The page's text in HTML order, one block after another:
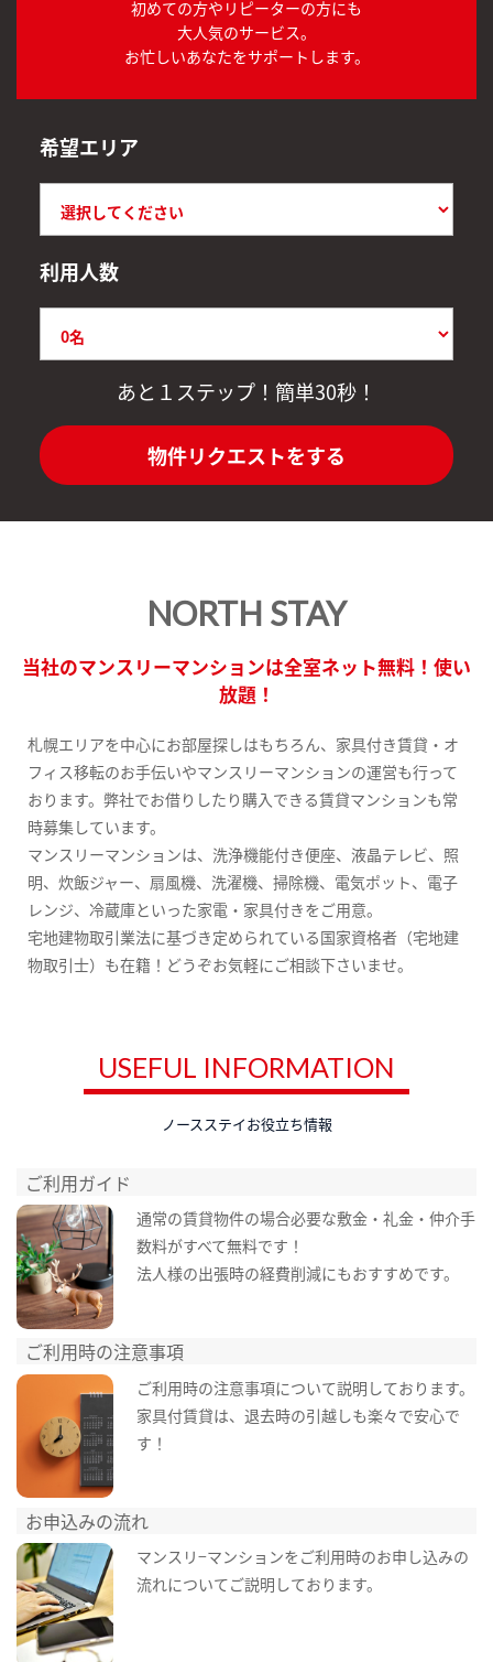
初めての方やリピーターの方にも
大人気のサービス。
お忙しいあなたをサポートします。
希望エリア
利用人数
あと１ステップ！簡単30秒！
物件リクエストをする
NORTH STAY
当社のマンスリーマンションは全室ネット無料！使い
放題！
札幌エリアを中心にお部屋探しはもちろん、家具付き賃貸・オ
フィス移転のお手伝いやマンスリーマンションの運営も行って
おります。弊社でお借りしたり購入できる賃貸マンションも常
時募集しています。
マンスリーマンションは、洗浄機能付き便座、液晶テレビ、照
明、炊飯ジャー、扇風機、洗濯機、掃除機、電気ポット、電子
レンジ、冷蔵庫といった家電・家具付きをご用意。
宅地建物取引業法に基づき定められている国家資格者（宅地建
物取引士）も在籍！どうぞお気軽にご相談下さいませ。
USEFUL INFORMATION
ノースステイお役立ち情報
ご利用ガイド
通常の賃貸物件の場合必要な敷金・礼金・仲介手
数料がすべて無料です！
法人様の出張時の経費削減にもおすすめです。
ご利用時の注意事項
ご利用時の注意事項について説明しております。
家具付賃貸は、退去時の引越しも楽々で安心で
す！
お申込みの流れ
マンスリ−マンションをご利用時のお申し込みの
流れについてご説明しております。